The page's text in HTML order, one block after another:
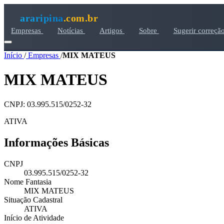
araripina.com.br
Empresas Notícias Artigos Sobre Sugerir
Início /Empresas /MIX MATEUS
MIX MATEUS
CNPJ: 03.995.515/0252-32
ATIVA
Informações Básicas
CNPJ
03.995.515/0252-32
Nome Fantasia
MIX MATEUS
Situação Cadastral
ATIVA
Início de Atividade